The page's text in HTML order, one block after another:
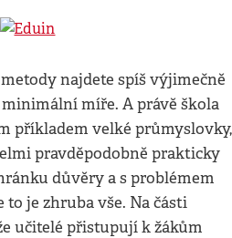
najdete spíš výjimečně
míře. A právě škola
příkladem velké průmyslovky,
pravděpodobně prakticky
důvěry a s problémem
je zhruba vše. Na části
učitelé přistupují k žákům